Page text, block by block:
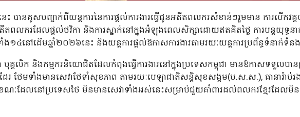
នេះ បានគូសបញ្ជាក់ពីយន្តការនៃការផ្តល់ការងារធ្វើជូនអតីតពលករសំខាន់ៗរួមមាន ការបើក
តពលករដែលផ្តល់ថវិកា និងការស្នាក់នៅក្នុងអំឡុងពេលសិក្សាដោយឥតគិតថ្លៃ ការបន្តយុទ្ធនាក
ង១៤នៅដើមឆ្នាំ២០២៦នេះ និងយន្តការផ្តល់ឱកាសការងារតាមរយៈយន្តការប្រព័ន្ធទំនាក់ទំ
បុគ្គលិក និងកម្មករនិយោជិតដែលកំពុងធ្វើការងារនៅក្នុងប្រទេសកម្ពុជា មានឱកាសទទួលបា
រ ថែមទាំងមានសេវាថែទាំសុខភាព តាមរយៈបេឡាជាតិសន្ដិសុខសង្គម(ប.ស.ស.), ធានារ៉ាប់រង
ៈដែលនៅប្រទេសថៃ មិនមានសេវាទាំងអស់នេះសម្រាប់ជួយគាំពារដល់ពលករខ្មែរដែលមិន